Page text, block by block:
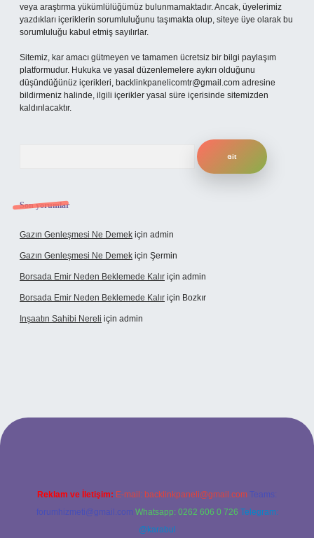
veya araştırma yükümlülüğümüz bulunmamaktadır. Ancak, üyelerimiz
yazdıkları içeriklerin sorumluluğunu taşımakta olup, siteye üye olarak bu
sorumluluğu kabul etmiş sayılırlar.
Sitemiz, kar amacı gütmeyen ve tamamen ücretsiz bir bilgi paylaşım
platformudur. Hukuka ve yasal düzenlemelere aykırı olduğunu
düşündüğünüz içerikleri, backlinkpanelicomtr@gmail.com adresine
bildirmeniz halinde, ilgili içerikler yasal süre içerisinde sitemizden
kaldırılacaktır.
Son yorumlar
Gazın Genleşmesi Ne Demek için admin
Gazın Genleşmesi Ne Demek için Şermin
Borsada Emir Neden Beklemede Kalır için admin
Borsada Emir Neden Beklemede Kalır için Bozkır
Inşaatın Sahibi Nereli için admin
Reklam ve İletişim: E-mail: backlinkpaneli@gmail.com Teams:
forumhizmeti@gmail.com Whatsapp: 0262 606 0 726 Telegram:
@karabul